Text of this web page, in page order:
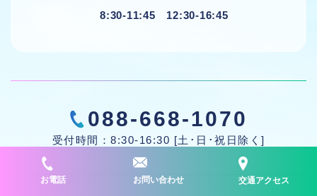
お電話 お問い合わせ 交通アクセス
8:30-11:45 12:30-16:45
088-668-1070
受付時間：8:30-16:30 [土･日･祝日除く]